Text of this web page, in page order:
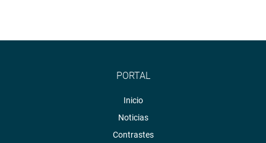
PORTAL
Inicio
Noticias
Contrastes